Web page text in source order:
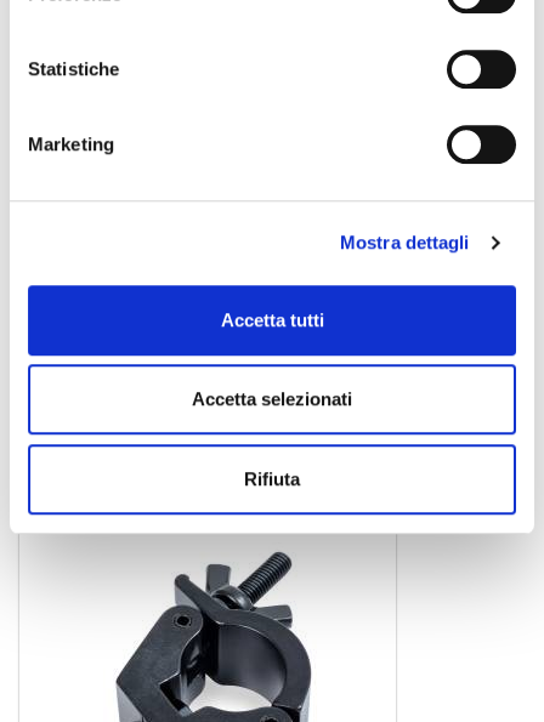
Statistiche
Marketing
Mostra dettagli
Accetta tutti
Accetta selezionati
Rifiuta
CENTOLIGHT